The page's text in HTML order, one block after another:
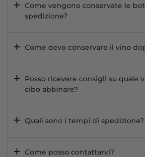
Come vengono conservate le
spedizione?
Come devo conservare il vino
Posso ricevere consigli su quale
cibo abbinare?
Quali sono i tempi di spedizione?
Come posso contattarvi?